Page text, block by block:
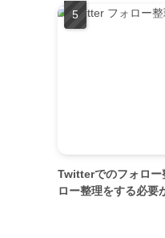
Twitterでのフォロー
ロー整理をする必要